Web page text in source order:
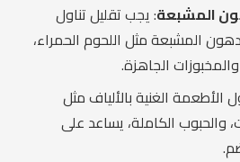
المشبعة: يجب تقليل تناول
المشبعة مثل اللحوم الحمراء،
الجاهزة.
الأطعمة الغنية بالألياف مثل
والحبوب الكاملة، يساعد على